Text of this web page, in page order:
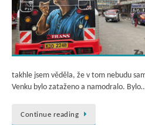
takhle jsem věděla, že v tom nebudu
Venku bylo zataženo a namodralo.
Continue reading